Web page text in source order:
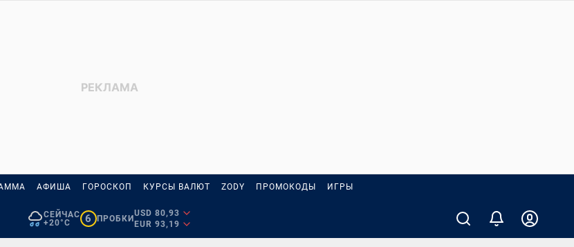
АФИША ГОРОСКОП КУРСЫ ВАЛЮТ ZODY ПРОМОКОДЫ ИГРЫ
СЕЙЧАС
+20°C
6 ПРОБКИ
USD 80,93
EUR 93,19